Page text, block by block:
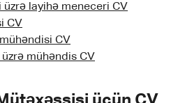
üzrə layihə meneceri CV
CV
CV
mühəndis CV